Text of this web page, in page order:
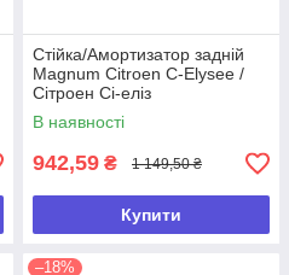
Стійка/Амортизатор задній
Magnum Citroen C-Elysee /
Сітроен Сі-еліз
В наявності
942,59 ₴ 1 149,50 ₴
Купити
–18%